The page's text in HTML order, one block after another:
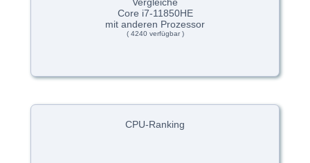
Core i7-11850HE
mit anderen Prozessor
( 4240 verfügbar )
CPU-Ranking